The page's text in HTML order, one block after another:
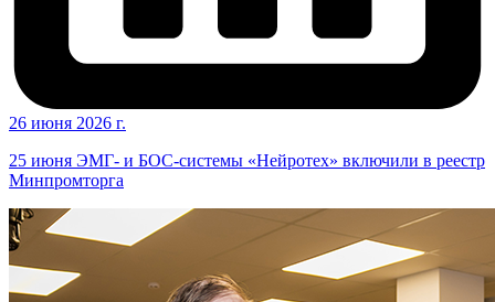
26 июня 2026 г.
25 июня ЭМГ- и БОС-системы «Нейротех» включили в реестр
Минпромторга